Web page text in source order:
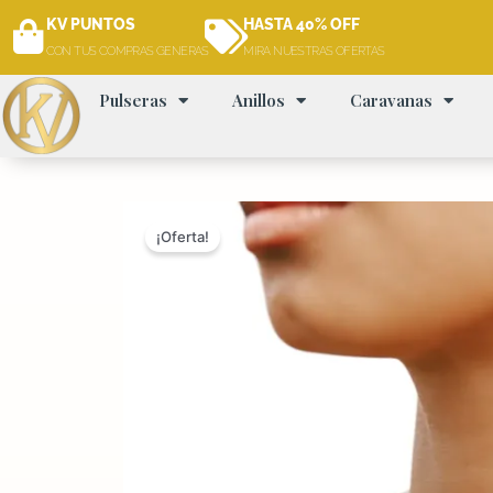
KV PUNTOS
CON TUS COMPRAS GENERAS
HASTA 40% OFF
MIRA NUESTRAS OFERTAS
Pulseras Anillos Caravanas
¡Oferta!